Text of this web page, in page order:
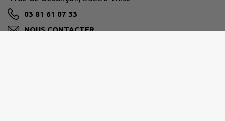
03 81 61 07 33
NOUS CONTACTER